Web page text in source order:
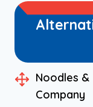
Noodles &
Company